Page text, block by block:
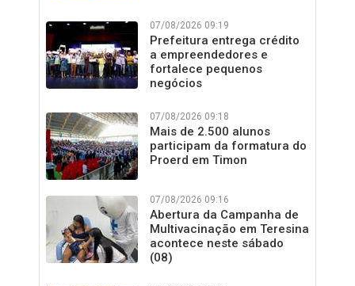
07/08/2026 09:19
Prefeitura entrega crédito
a empreendedores e
fortalece pequenos
negócios
07/08/2026 09:18
Mais de 2.500 alunos
participam da formatura do
Proerd em Timon
07/08/2026 09:16
Abertura da Campanha de
Multivacinação em Teresina
acontece neste sábado
(08)